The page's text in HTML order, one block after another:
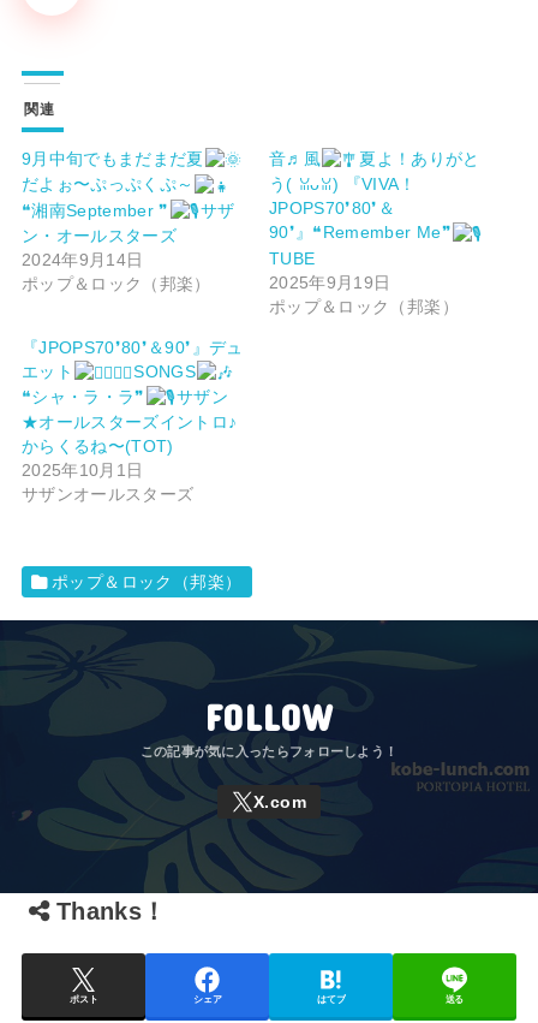
関連
9月中旬でもまだまだ夏
だよぉ〜ぷっぷくぷ～
❝湘南September ❞
サザ
ン・オールスターズ
2024年9月14日
ポップ＆ロック（邦楽）
音♬風
夏よ！ありがと
う(⁠ ⁠ꈍ⁠ᴗ⁠ꈍ⁠) 『VIVA！
JPOPS70❜80❜＆
90❜』❝Remember Me❞
TUBE
2025年9月19日
ポップ＆ロック（邦楽）
『JPOPS70❜80❜＆90❜』デュ
エット
SONGS
❝シャ・ラ・ラ❞
サザン
★オールスターズイントロ♪
からくるね〜(TOT)
2025年10月1日
サザンオールスターズ
ポップ＆ロック（邦楽）
FOLLOW
Thanks！
ポスト シェア はてブ 送る